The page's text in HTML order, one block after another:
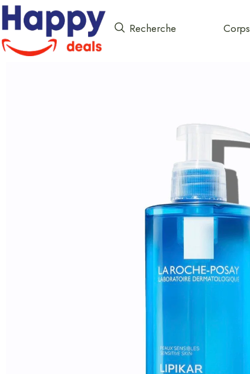
Recherche Corps